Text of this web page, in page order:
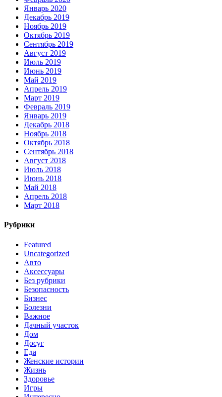
Январь 2020
Декабрь 2019
Ноябрь 2019
Октябрь 2019
Сентябрь 2019
Август 2019
Июль 2019
Июнь 2019
Май 2019
Апрель 2019
Март 2019
Февраль 2019
Январь 2019
Декабрь 2018
Ноябрь 2018
Октябрь 2018
Сентябрь 2018
Август 2018
Июль 2018
Июнь 2018
Май 2018
Апрель 2018
Март 2018
Рубрики
Featured
Uncategorized
Авто
Аксессуары
Без рубрики
Безопасность
Бизнес
Болезни
Важное
Дачный участок
Дом
Досуг
Еда
Женские истории
Жизнь
Здоровье
Игры